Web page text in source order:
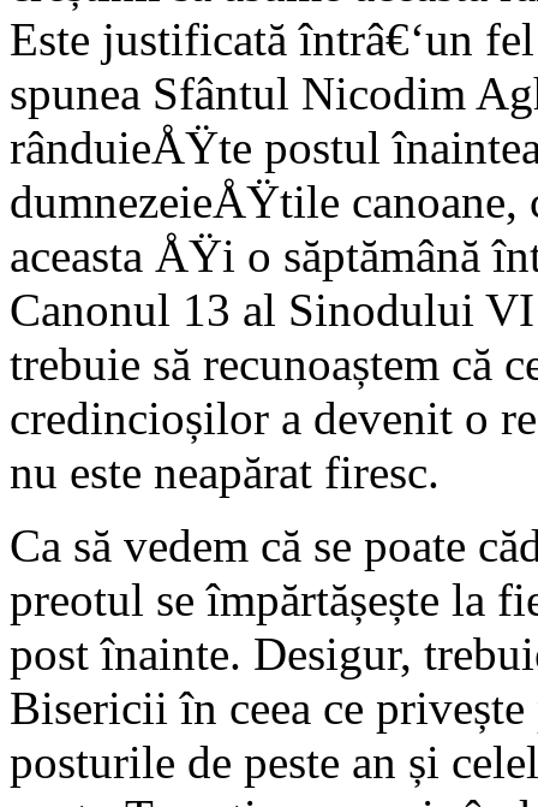
Este justificată întrâ€‘un
spunea Sfântul Nicodim
rânduieÅŸte postul
dumnezeieÅŸtile
aceasta ÅŸi o săptămână
Canonul 13 al Sinodului
trebuie să recunoaștem că
credincioșilor a devenit o
nu este neapărat firesc.
Ca să vedem că se poate
preotul se împărtășește la
post înainte. Desigur,
Bisericii în ceea ce
posturile de peste an și